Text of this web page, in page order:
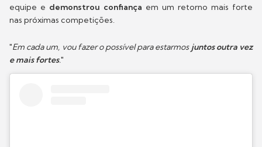
equipe e demonstrou confiança em um retorno mais forte
nas próximas competições.
"Em cada um, vou fazer o possível para estarmos juntos outra vez
e mais fortes."